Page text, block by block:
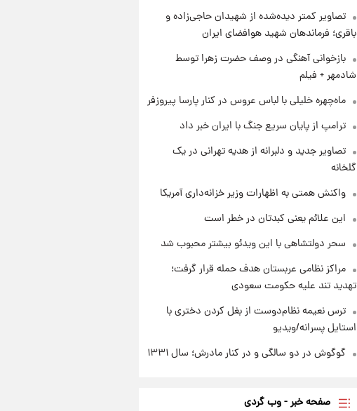
تصاویر کمتر دیده‌شده از شهیدان حاجی‌زاده و
باقری؛ فرماندهان شهید هوافضای ایران
بازخوانی آهنگی در وصف حضرت زهرا توسط
شادمهر + فیلم
ماه‌چهره خلیلی با لباس عروس در کنار پارسا پیروزفر
ترامپ از پایان سریع جنگ با ایران خبر داد
تصاویر جدید و دلبرانه از هدیه تهرانی در یک
گلخانه
واکنش همتی به اظهارات وزیر خزانه‌داری آمریکا
این علائم یعنی کبدتان در خطر است
سحر دولتشاهی با این ویدئو بیشتر محبوب شد
مراکز نظامی عربستان هدف حمله قرار گرفت؛
تهدید تند علیه حکومت سعودی
ترس نعیمه نظام‌دوست از بغل کردن دختری با
استایل پسرانه/ویدیو
گوگوش در دو سالگی و در کنار مادرش؛ سال ۱۳۳۱
صفحه خبر - وب گردی